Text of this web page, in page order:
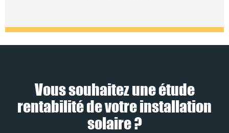
Vous souhaitez une étude
rentabilité de votre installation
solaire ?